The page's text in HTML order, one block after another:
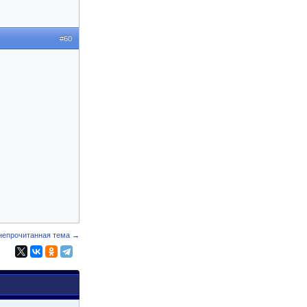
#60
тема →